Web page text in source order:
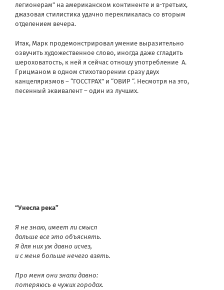
легионерам” на американском континенте и в-третьих,
джазовая стилистика удачно перекликалась со вторым
отделением вечера.
Итак, Марк продемонстрировал умение выразительно
озвучить художественное слово, иногда даже сгладить
шероховатость, к ней я сейчас отношу употребление А.
Грицманом в одном стихотворении сразу двух
канцеляризмов – “ГОССТРАХ” и “ОВИР “. Несмотря на это,
песенный эквивалент – один из лучших.
“Унесла река”
Я не знаю, имеет ли смысл
дальше все это объяснять.
Я для них уж давно исчез,
и с меня больше нечего взять.
Про меня они знали давно:
потеряюсь в чужих городах.